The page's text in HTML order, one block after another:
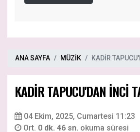
ANA SAYFA MÜZİK KADİR
KADİR TAPUCU'DAN İNCİ
04 Ekim, 2025, Cumartesi 11:23
Ort. 0 dk. 46 sn. okuma süresi